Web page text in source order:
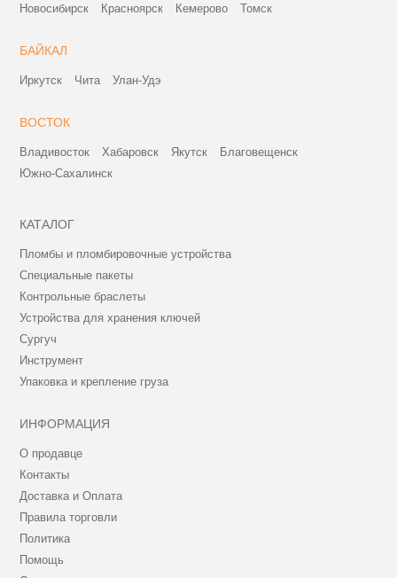
Новосибирск Красноярск Кемерово Томск
БАЙКАЛ
Иркутск Чита Улан-Удэ
ВОСТОК
Владивосток Хабаровск Якутск
Благовещенск
Южно-Сахалинск
КАТАЛОГ
Пломбы и пломбировочные устройства
Специальные пакеты
Контрольные браслеты
Устройства для хранения ключей
Сургуч
Инструмент
Упаковка и крепление груза
ИНФОРМАЦИЯ
О продавце
Контакты
Доставка и Оплата
Правила торговли
Политика
Помощь